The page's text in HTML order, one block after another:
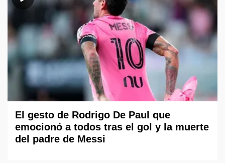
El gesto de Rodrigo De Paul que
emocionó a todos tras el gol y la muerte
del padre de Messi